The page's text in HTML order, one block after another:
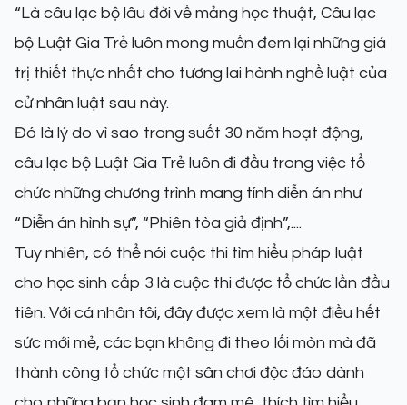
“Là câu lạc bộ lâu đời về mảng học thuật, Câu lạc
bộ Luật Gia Trẻ luôn mong muốn đem lại những giá
trị thiết thực nhất cho tương lai hành nghề luật của
cử nhân luật sau này.
Đó là lý do vì sao trong suốt 30 năm hoạt động,
câu lạc bộ Luật Gia Trẻ luôn đi đầu trong việc tổ
chức những chương trình mang tính diễn án như
“Diễn án hình sự”, “Phiên tòa giả định”,....
Tuy nhiên, có thể nói cuộc thi tìm hiểu pháp luật
cho học sinh cấp 3 là cuộc thi được tổ chức lần đầu
tiên. Với cá nhân tôi, đây được xem là một điều hết
sức mới mẻ, các bạn không đi theo lối mòn mà đã
thành công tổ chức một sân chơi độc đáo dành